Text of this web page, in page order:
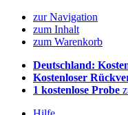
zur Navigation
zum Inhalt
zum Warenkorb
Deutschland:
Kostenloser
1 kostenlose Probe